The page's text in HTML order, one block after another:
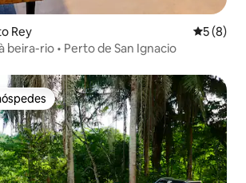
Rey
5 (8)
beira-rio • Perto de San Ignacio
mais apreciados